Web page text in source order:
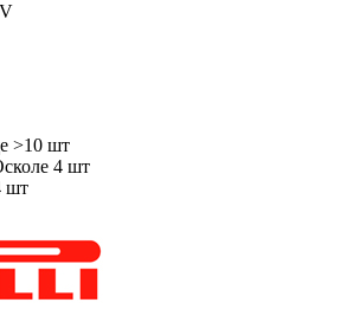
>10 шт
4 шт
шт